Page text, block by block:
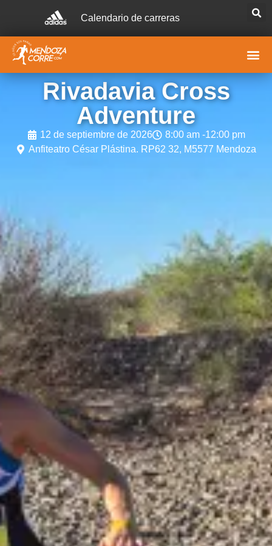
Calendario de carreras
Rivadavia Cross
Adventure
12 de septiembre de 2026 8:00 am -12:00 pm
Anfiteatro César Plástina. RP62 32, M5577 Mendoza